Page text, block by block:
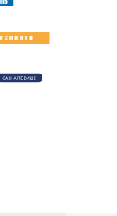
najmlađe navijače
km s jednim